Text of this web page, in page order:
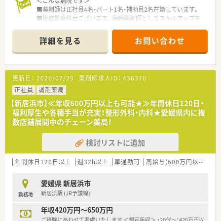
■薬剤師は正社員4名・パート1名・補助員2名在籍しています。
■複数診療科目ございます。病院薬剤師としてスキルアップを
＜業務内容＞
■調剤・監査業務、薬剤管理指導、チーム医療、病棟業務、抗がん
剤ミキシング等をお願いします。
＜研修制度＞
■スキルアップ、認定資格取得、学会出張の支援等ございます。
＜法人特徴＞
■約350床（一般病床・療養病床）の病院です。
■住宅手当や子育て支援手当など各種手当も充実しています。
■残業は月10時間程度とほぼございません。
＜こんな方にもおすすめ＞
■薬剤師としてのスキルを高めたい方
詳細を見る お問い合わせ
更新日： 2026/07/29 薬剤師求人ID： 436370
正社員
調剤薬局
【新居浜市】≪年収600万円以上も可能★≫年間休日120日・
福利厚生や各種手当が充実！整形外科・内科★愛媛県内に複
数店舗展開中のチェーン薬局！
検討リストに追加
年間休日120日以上 週32h以上 車通勤可 高給与(600万円以上)
勤務地
愛媛県 新居浜市
新居浜駅 (JR予讃線)
年収420万円～650万円